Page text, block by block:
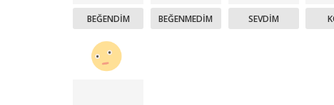
BEĞENDIM BEĞENMEDIM SEVDIM